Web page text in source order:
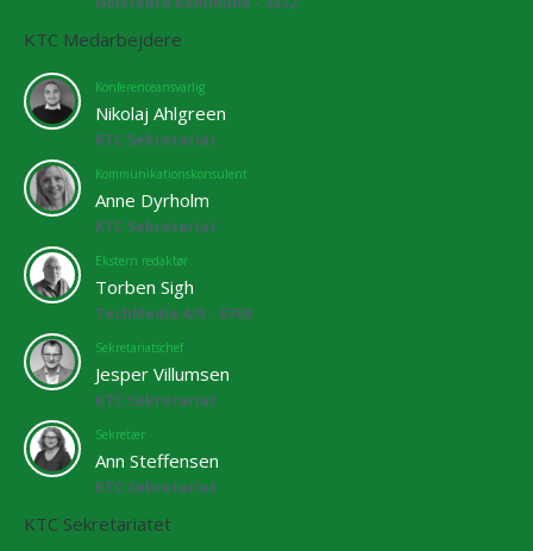
KTC Medarbejdere
Konferenceansvarlig
Nikolaj Ahlgreen
KTC Sekretariat
Kommunikationskonsulent
Anne Dyrholm
KTC Sekretariat
Ekstern redaktør
Torben Sigh
TechMedia A/S - 6769
Sekretariatschef
Jesper Villumsen
KTC Sekretariat
Sekretær
Ann Steffensen
KTC Sekretariat
KTC Sekretariatet